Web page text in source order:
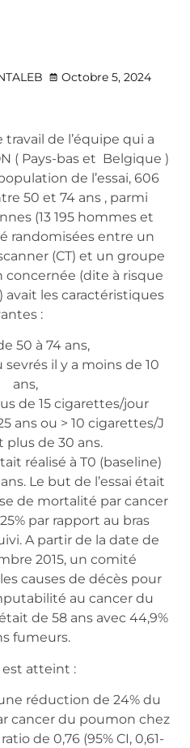
Octobre 5, 2024
de l’équipe qui a
( Pays-bas et Belgique )
de l’essai, 606
50 et 74 ans , parmi
(13 195 hommes et
randomisées entre un
(CT) et un groupe
concernée (dite à risque
les caractéristiques
:
50 à 74 ans,
il y a moins de 10
ans,
de 15 cigarettes/jour
ans ou > 10 cigarettes/J
plus de 30 ans.
réalisé à T0 (baseline)
Le but de l’essai était
de mortalité par cancer
par rapport au bras
A partir de la date de
2015, un comité
causes de décès pour
au cancer du
de 58 ans avec 44,9%
fumeurs.
est atteint :
réduction de 24% du
cancer du poumon chez
de 0,76 (95% CI, 0,61-